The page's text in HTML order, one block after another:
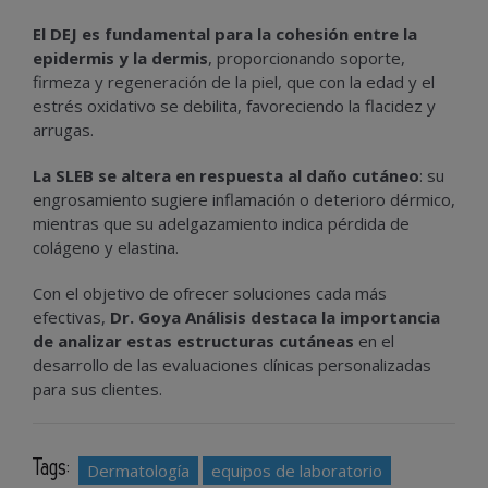
El DEJ es fundamental para la cohesión entre la
epidermis y la dermis, proporcionando soporte,
firmeza y regeneración de la piel, que con la edad y el
estrés oxidativo se debilita, favoreciendo la flacidez y
arrugas.
La SLEB se altera en respuesta al daño cutáneo: su
engrosamiento sugiere inflamación o deterioro dérmico,
mientras que su adelgazamiento indica pérdida de
colágeno y elastina.
Con el objetivo de ofrecer soluciones cada más
efectivas, Dr. Goya Análisis destaca la importancia
de analizar estas estructuras cutáneas en el
desarrollo de las evaluaciones clínicas personalizadas
para sus clientes.
Tags: Dermatología
equipos de laboratorio